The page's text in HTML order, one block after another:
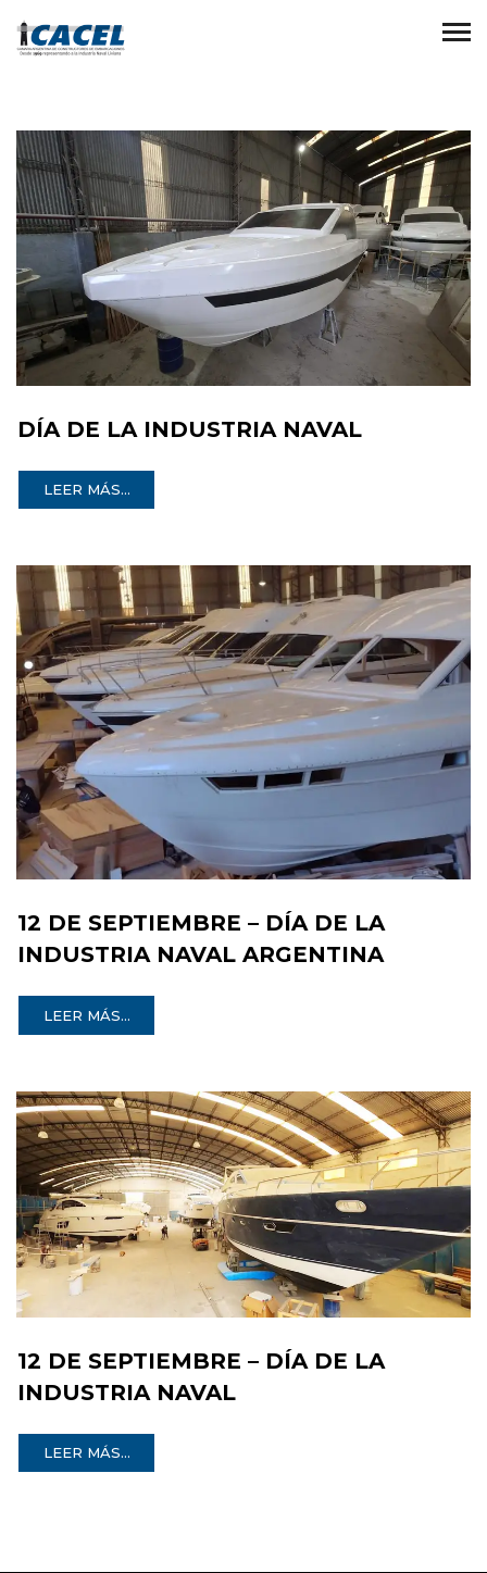
DÍA DE LA INDUSTRIA NAVAL
LEER MÁS...
12 DE SEPTIEMBRE – DÍA DE LA
INDUSTRIA NAVAL ARGENTINA
LEER MÁS...
12 DE SEPTIEMBRE – DÍA DE LA
INDUSTRIA NAVAL
LEER MÁS...